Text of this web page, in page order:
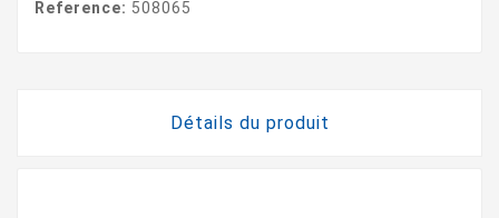
Reference: 508065
Détails du produit